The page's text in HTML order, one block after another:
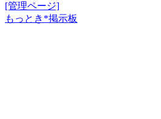
[管理ページ]
もっとき*掲示板